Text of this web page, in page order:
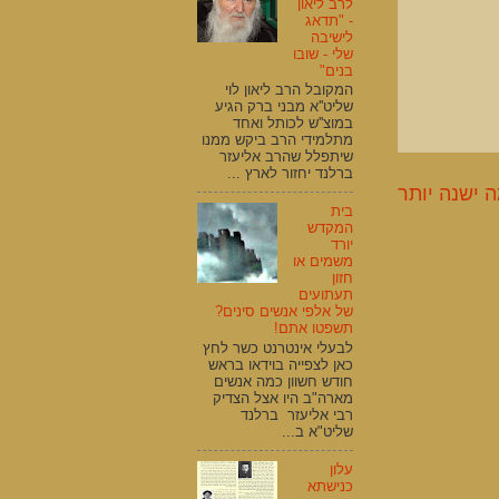
ישנה יותר
לרב ליאון
- "תדאג
לישיבה
שלי - שובו
בנים"
המקובל הרב ליאון לוי
שליט''א מבני ברק הגיע
במוצ''ש לכותל ואחד
מתלמידי הרב ביקש ממנו
שיתפלל שהרב אליעזר
ברלנד יחזור לארץ ...
בית
המקדש
יורד
משמים או
חזון
תעתועים
של אלפי אנשים סינים?
תשפטו אתם!
לבעלי אינטרנט כשר לחץ
כאן לצפייה בוידאו בראש
חודש חשוון כמה אנשים
מארה"ב היו אצל הצדיק
רבי אליעזר ברלנד
שליט"א ב...
עלון
כנישתא